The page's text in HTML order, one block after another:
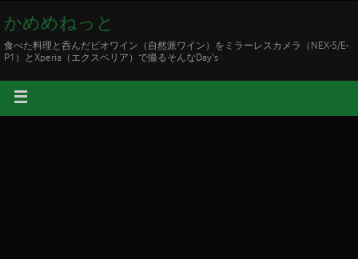
かめめねっと
食べた料理と呑んだビオワイン（自然派ワイン）をミラーレスカメラ（NEX-5/E-
P1）とXperia（エクスペリア）で撮るそんなDay's